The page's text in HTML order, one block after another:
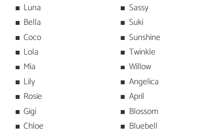
Luna
Bella
Coco
Lola
Mia
Lily
Rosie
Gigi
Chloe
Sassy
Suki
Sunshine
Twinkle
Willow
Angelica
April
Blossom
Bluebell